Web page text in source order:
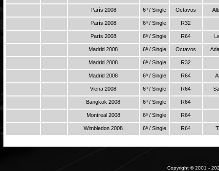
París 2008 6ª / Single Octavos
París 2008 6ª / Single R32
París 2008 6ª / Single R64
Madrid 2008 6ª / Single Octavos
Madrid 2008 6ª / Single R32
Madrid 2008 6ª / Single R64
Viena 2008 6ª / Single R64
Bangkok 2008 6ª / Single R64
Montreal 2008 6ª / Single R64
Wimbledon 2008 6ª / Single R64
Copyright © 2001 -